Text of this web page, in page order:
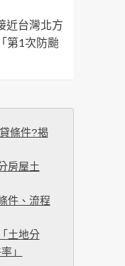
近台灣北方
第1次防颱
條件?揭
房屋土
件、流程
土地分
」